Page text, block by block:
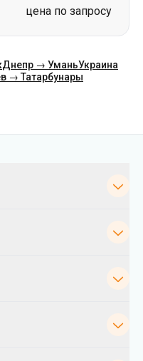
цена по запросу
Днепр → УманьУкраина
→ Татарбунары